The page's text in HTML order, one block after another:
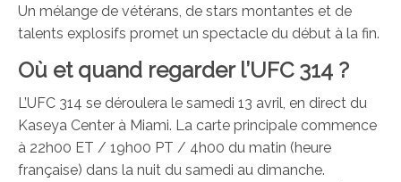
Un mélange de vétérans, de stars montantes et de
talents explosifs promet un spectacle du début à la fin.
Où et quand regarder l’UFC 314 ?
L’UFC 314 se déroulera le samedi 13 avril, en direct du
Kaseya Center à Miami. La carte principale commence
à 22h00 ET / 19h00 PT / 4h00 du matin (heure
française) dans la nuit du samedi au dimanche.